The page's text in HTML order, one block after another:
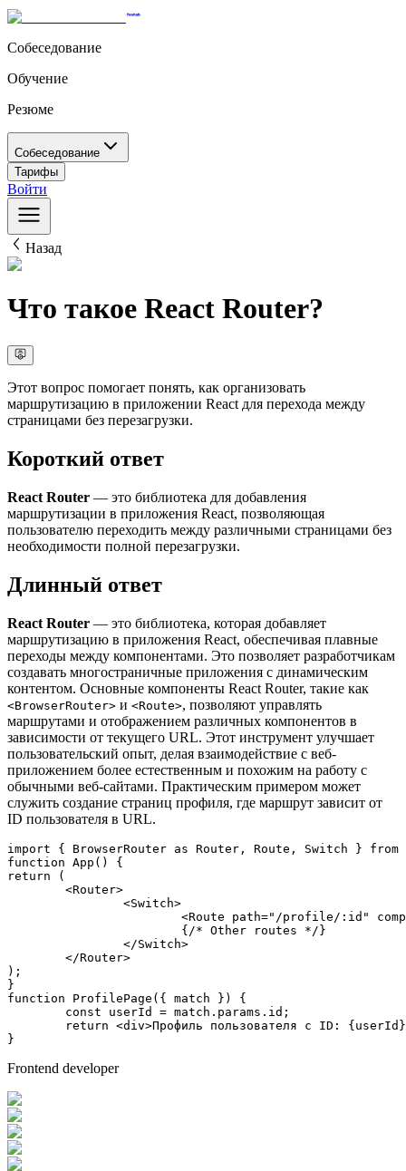
Собеседование
Обучение
Резюме
Собеседование
Тарифы
Войти
Назад
Что такое React Router?
Этот вопрос помогает понять, как организовать
маршрутизацию в приложении React для перехода между
страницами без перезагрузки.
Короткий ответ
React Router — это библиотека для добавления
маршрутизации в приложения React, позволяющая
пользователю переходить между различными страницами без
необходимости полной перезагрузки.
Длинный ответ
React Router — это библиотека, которая добавляет
маршрутизацию в приложения React, обеспечивая плавные
переходы между компонентами. Это позволяет разработчикам
создавать многостраничные приложения с динамическим
контентом. Основные компоненты React Router, такие как
<BrowserRouter> и <Route>, позволяют управлять
маршрутами и отображением различных компонентов в
зависимости от текущего URL. Этот инструмент улучшает
пользовательский опыт, делая взаимодействие с веб-
приложением более естественным и похожим на работу с
обычными веб-сайтами. Практическим примером может
служить создание страниц профиля, где маршрут зависит от
ID пользователя в URL.
import { BrowserRouter as Router , Route , Switch } from
function App (
return (
<Router>
<Switch>
<Route path="/profile/:id"
</Switch>
</Router>
);
function
ProfilePage ( { match } ) {
const userId = match. params . id ;
return <div>Профиль пользователя с ID: {userId}
}
Frontend developer